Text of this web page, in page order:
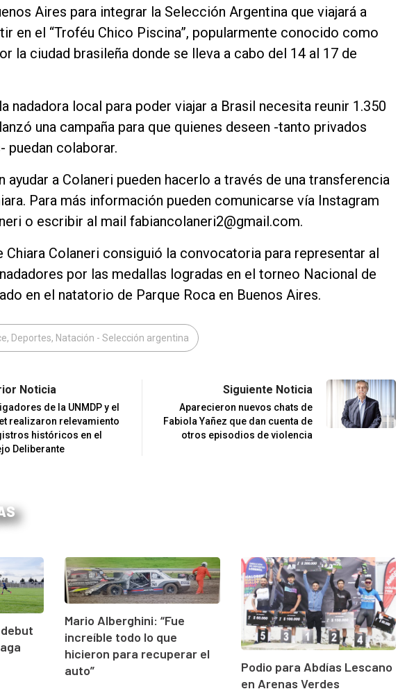
Aires para integrar la Selección Argentina que viajará a
en el “Troféu Chico Piscina”, popularmente conocido como
la ciudad brasileña donde se lleva a cabo del 14 al 17 de
nadadora local para poder viajar a Brasil necesita reunir 1.350
una campaña para que quienes deseen -tanto privados
puedan colaborar.
ayudar a Colaneri pueden hacerlo a través de una transferencia
Para más información pueden comunicarse vía Instagram
o escribir al mail fabiancolaneri2@gmail.com.
Chiara Colaneri consiguió la convocatoria para representar al
por las medallas logradas en el torneo Nacional de
en el natatorio de Parque Roca en Buenos Aires.
Deportes, Natación - Selección argentina
Noticia
de la UNMDP y el
realizaron relevamiento
históricos en el
Deliberante
Siguiente Noticia
Aparecieron nuevos chats de
Fabiola Yañez que dan cuenta de
otros episodios de violencia
Mario Alberghini: “Fue
increíble todo lo que
hicieron para recuperar el
auto”
Podio para Abdías Lescano
en Arenas Verdes